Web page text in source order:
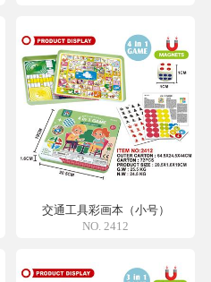
交通工具彩画本（小号）
NO. 2412